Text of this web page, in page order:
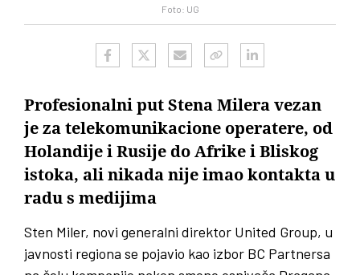
Foto: UG
Profesionalni put Stena Milera vezan
je za telekomunikacione operatere, od
Holandije i Rusije do Afrike i Bliskog
istoka, ali nikada nije imao kontakta u
radu s medijima
Sten Miler, novi generalni direktor United Group, u
javnosti regiona se pojavio kao izbor BC Partnersa